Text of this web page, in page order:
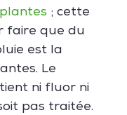
plantes ; cette
faire que du
est la
Le
ni fluor ni
pas traitée.